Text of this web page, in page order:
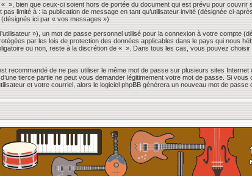
bien que ceux-ci soient hors de portée du document qui est prévu pour
limité à : la publication de message en tant qu’utilisateur invité (désignée ci-
ici par « vos messages »).
»), un mot de passe personnel utilisé pour la connexion à votre compte
par les lois de protection des données applicables dans le pays qui nous
ou non, reste à la discrétion de « ». Dans tous les cas, vous pouvez
recommandé de ne pas utiliser le même mot de passe sur plusieurs sites
tierce partie ne peut vous demander légitimement votre mot de passe. Si
et votre courriel, alors le logiciel phpBB générera un nouveau mot de